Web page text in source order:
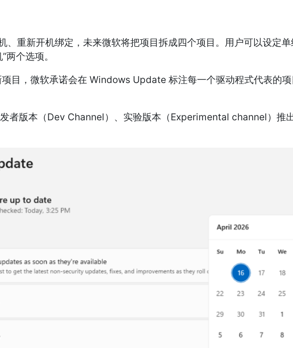
新开机绑定，未来微软将把项目拆成四个项目。用户可以设定
两个选项。
，微软承诺会在 Windows Update 标注每一个驱动程式代表的项
版本（Dev Channel）、实验版本（Experimental channel）推